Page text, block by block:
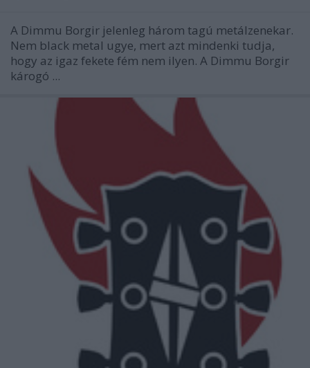
A Dimmu Borgir jelenleg három tagú metálzenekar.
Nem black metal ugye, mert azt mindenki tudja,
hogy az igaz fekete fém nem ilyen. A Dimmu Borgir
károgó ...